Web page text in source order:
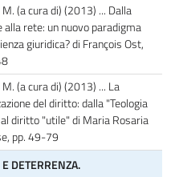
(a cura di) (2013) ... Dalla
alla rete: un nuovo paradigma
giuridica? di François Ost,
(a cura di) (2013) ... La
del diritto: dalla "Teologia
diritto "utile" di Maria Rosaria
pp. 49-79
DETERRENZA.